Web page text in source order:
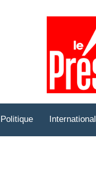
Politique International